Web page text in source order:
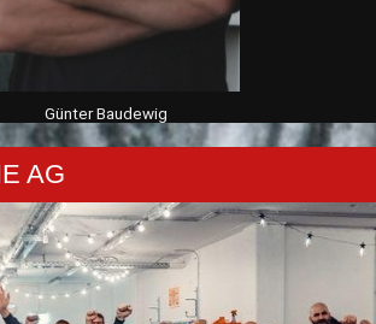
Günter Baudewig
AG